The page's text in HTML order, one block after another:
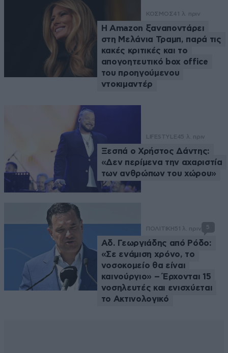
ΚΟΣΜΟΣ41 λ. πριν
Η Amazon ξαναποντάρει
στη Μελάνια Τραμπ, παρά τις
κακές κριτικές και το
απογοητευτικό box office
του προηγούμενου
ντοκιμαντέρ
LIFESTYLE45 λ. πριν
Ξεσπά ο Χρήστος Δάντης:
«Δεν περίμενα την αχαριστία
των ανθρώπων του χώρου»
ΠΟΛΙΤΙΚΗ51 λ. πριν 5
Αδ. Γεωργιάδης από Ρόδο:
«Σε ενάμιση χρόνο, το
νοσοκομείο θα είναι
καινούργιο» – Έρχονται 15
νοσηλευτές και ενισχύεται
το Ακτινολογικό